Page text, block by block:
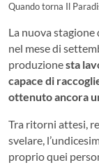
Quando torna Il
La nuova
nel mese di
produzionesta
capace di
ottenuto ancora
Tra ritorni attesi,
svelare,
proprio quei